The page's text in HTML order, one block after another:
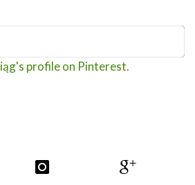
profile on Pinterest.